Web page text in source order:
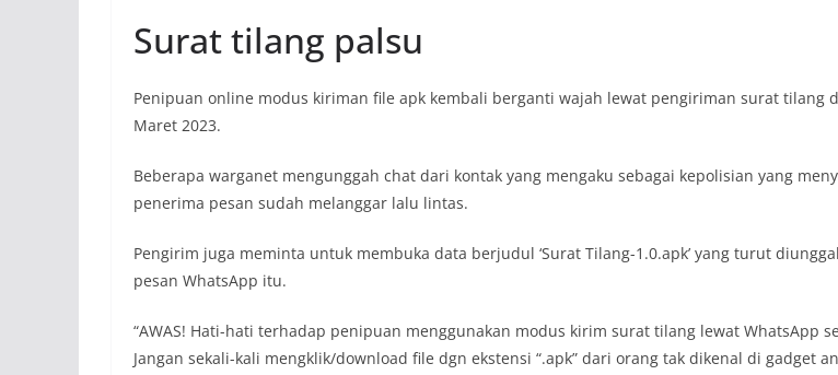
Surat tilang palsu
Penipuan online modus kiriman file apk kembali berganti wajah lewat pengiriman surat tilang
Maret 2023.
Beberapa warganet mengunggah chat dari kontak yang mengaku sebagai kepolisian yang
penerima pesan sudah melanggar lalu lintas.
Pengirim juga meminta untuk membuka data berjudul ‘Surat Tilang-1.0.apk’ yang turut
pesan WhatsApp itu.
“AWAS! Hati-hati terhadap penipuan menggunakan modus kirim surat tilang lewat WhatsApp
Jangan sekali-kali mengklik/download file dgn ekstensi “.apk” dari orang tak dikenal di gadget